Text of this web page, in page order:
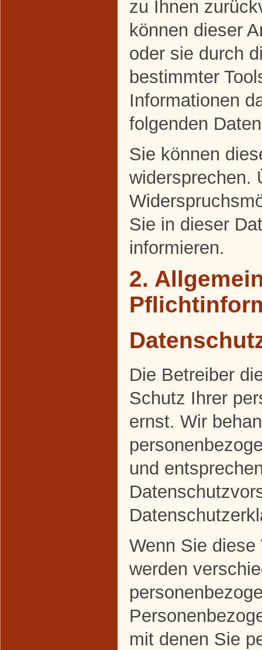
zu Ihnen
können dieser
oder sie durch
bestimmter
Informationen
folgenden
Sie können
widersprechen.
Sie in dieser
informieren.
2.
Die Betreiber
Schutz Ihrer
ernst. Wir
und
Wenn Sie
werden
mit denen Sie